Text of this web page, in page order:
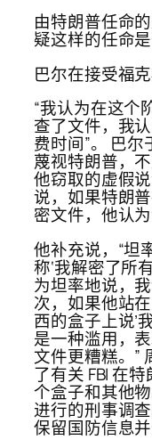
由特朗普任命
疑这样的任命是
巴尔在接受福
“我认为在这个
查了文件，我
费时间”。 巴尔
蔑视特朗普，
他窃取的虚假
说，如果特朗
密文件，他认为
他补充说，“坦
称‘我解密了所
为坦率地说，
次，如果他站
西的盒子上说’
是一种滥用，
文件更糟糕。”
了有关 FBI 在
个盒子和其他
进行的刑事调
保留国防信息